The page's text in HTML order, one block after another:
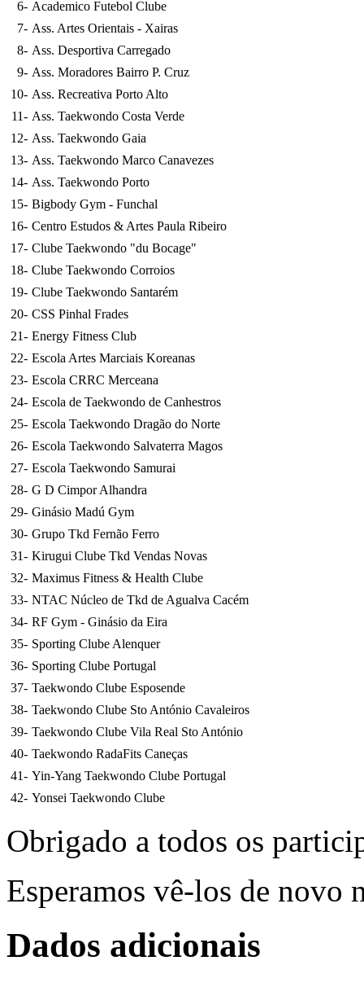
6- Academico Futebol Clube
7- Ass. Artes Orientais - Xairas
8- Ass. Desportiva Carregado
9- Ass. Moradores Bairro P. Cruz
10- Ass. Recreativa Porto Alto
11- Ass. Taekwondo Costa Verde
12- Ass. Taekwondo Gaia
13- Ass. Taekwondo Marco Canavezes
14- Ass. Taekwondo Porto
15- Bigbody Gym - Funchal
16- Centro Estudos & Artes Paula Ribeiro
17- Clube Taekwondo "du Bocage"
18- Clube Taekwondo Corroios
19- Clube Taekwondo Santarém
20- CSS Pinhal Frades
21- Energy Fitness Club
22- Escola Artes Marciais Koreanas
23- Escola CRRC Merceana
24- Escola de Taekwondo de Canhestros
25- Escola Taekwondo Dragão do Norte
26- Escola Taekwondo Salvaterra Magos
27- Escola Taekwondo Samurai
28- G D Cimpor Alhandra
29- Ginásio Madú Gym
30- Grupo Tkd Fernão Ferro
31- Kirugui Clube Tkd Vendas Novas
32- Maximus Fitness & Health Clube
33- NTAC Núcleo de Tkd de Agualva Cacém
34- RF Gym - Ginásio da Eira
35- Sporting Clube Alenquer
36- Sporting Clube Portugal
37- Taekwondo Clube Esposende
38- Taekwondo Clube Sto António Cavaleiros
39- Taekwondo Clube Vila Real Sto António
40- Taekwondo RadaFits Caneças
41- Yin-Yang Taekwondo Clube Portugal
42- Yonsei Taekwondo Clube
Obrigado a todos os
Esperamos vê-los de novo
Dados adicionais